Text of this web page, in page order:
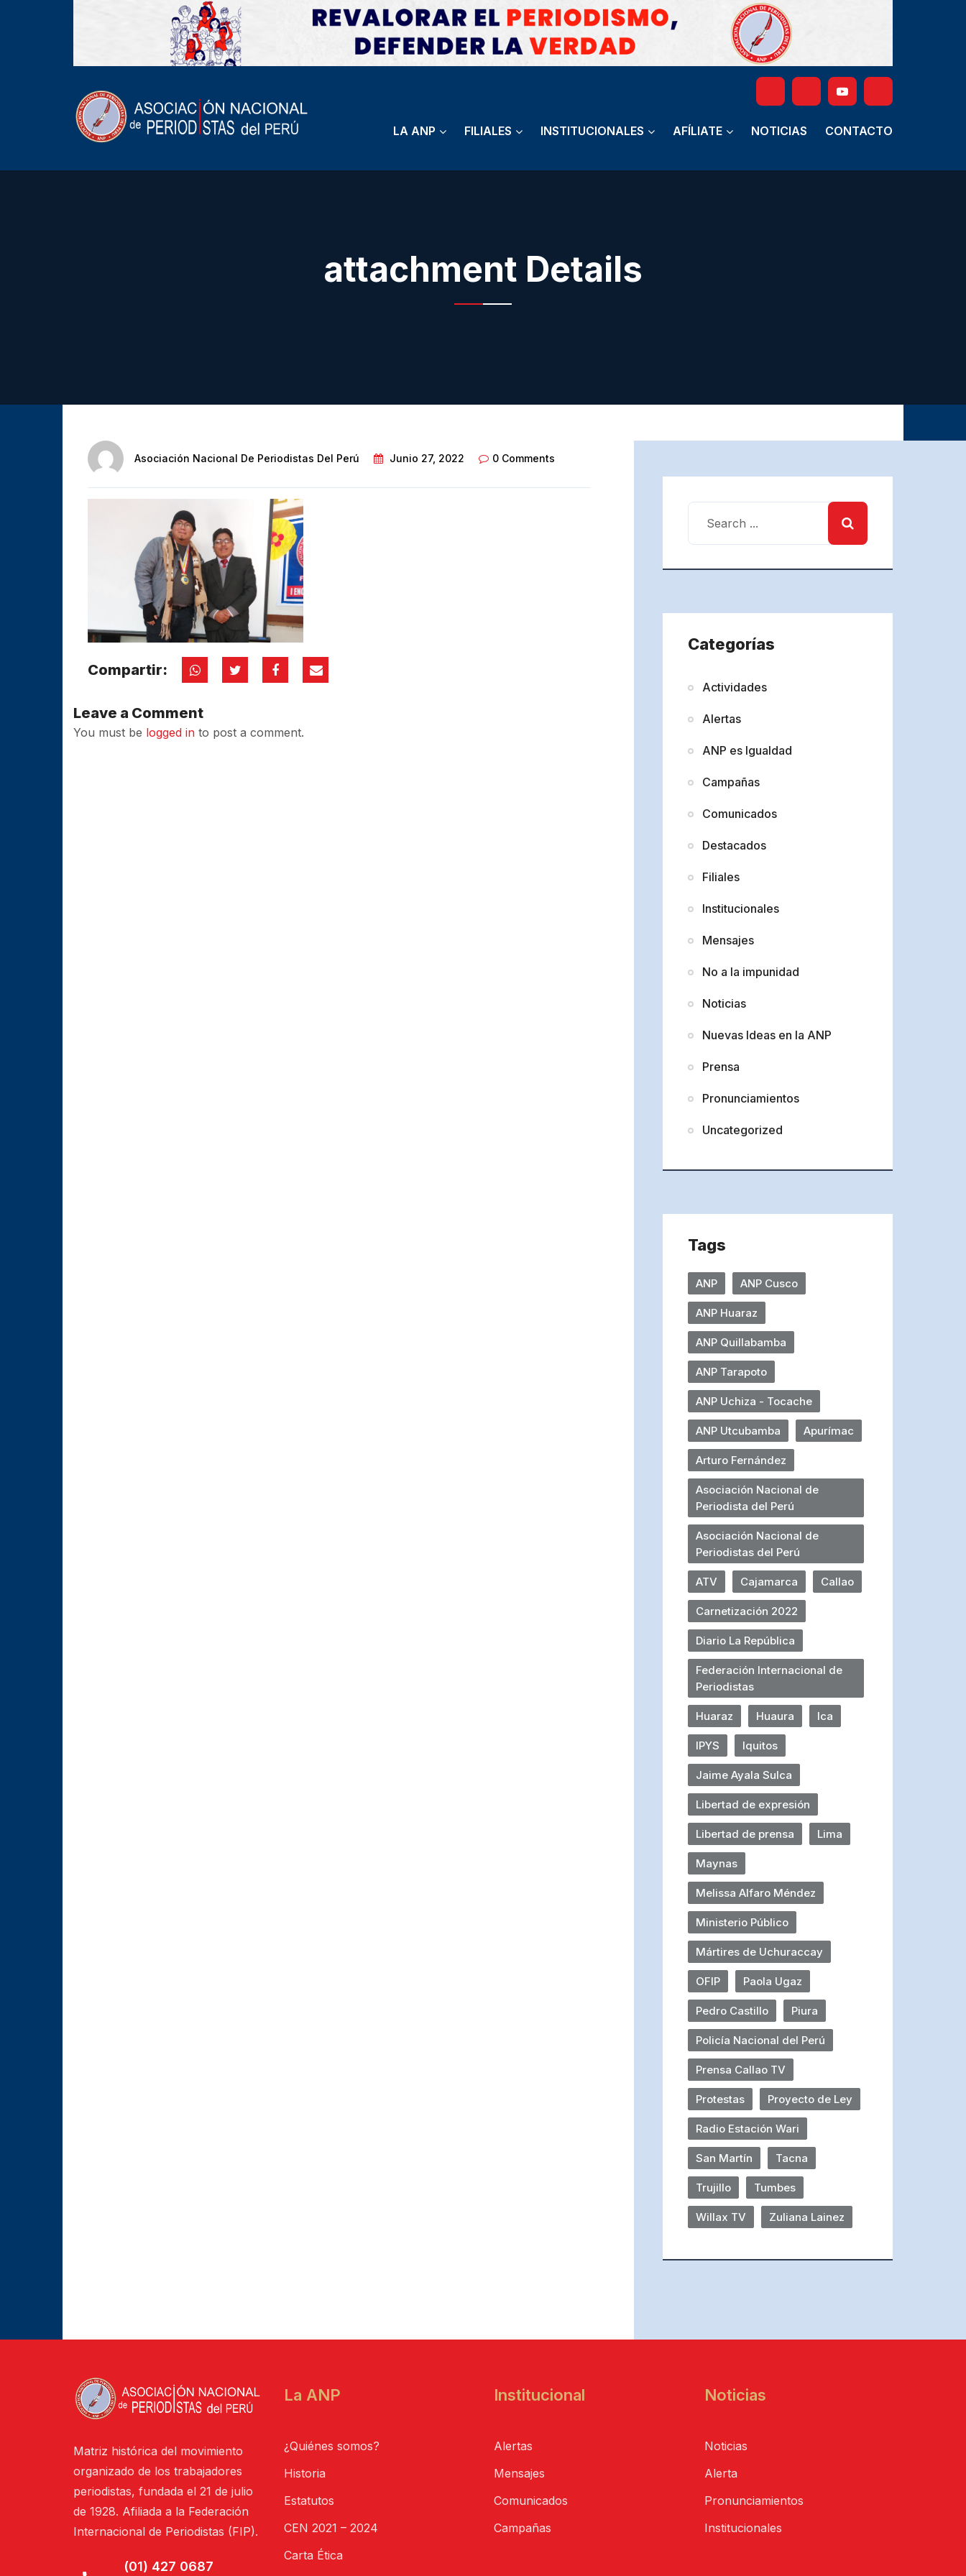
LA ANP FILIALES INSTITUCIONALES AFÍLIATE NOTICIAS CONTACTO
attachment Details
Asociación Nacional De Periodistas Del Perú Junio 27, 2022 0 Comments
Compartir:
Leave a Comment
You must be logged in to post a comment.
Categorías
Actividades
Alertas
ANP es Igualdad
Campañas
Comunicados
Destacados
Filiales
Institucionales
Mensajes
No a la impunidad
Noticias
Nuevas Ideas en la ANP
Prensa
Pronunciamientos
Uncategorized
Tags
ANP ANP Cusco
ANP Huaraz
ANP Quillabamba
ANP Tarapoto
ANP Uchiza - Tocache
ANP Utcubamba Apurímac
Arturo Fernández
Asociación Nacional de
Periodista del Perú
Asociación Nacional de
Periodistas del Perú
ATV Cajamarca Callao
Carnetización 2022
Diario La República
Federación Internacional de
Periodistas
Huaraz Huaura Ica
IPYS Iquitos
Jaime Ayala Sulca
Libertad de expresión
Libertad de prensa Lima
Maynas
Melissa Alfaro Méndez
Ministerio Público
Mártires de Uchuraccay
OFIP Paola Ugaz
Pedro Castillo Piura
Policía Nacional del Perú
Prensa Callao TV
Protestas Proyecto de Ley
Radio Estación Wari
San Martín Tacna
Trujillo Tumbes
Willax TV Zuliana Lainez
Matriz histórica del movimiento
organizado de los trabajadores
periodistas, fundada el 21 de julio
de 1928. Afiliada a la Federación
Internacional de Periodistas (FIP).
(01) 427 0687
La ANP
¿Quiénes somos?
Historia
Estatutos
CEN 2021 – 2024
Carta Ética
Institucional
Alertas
Mensajes
Comunicados
Campañas
Noticias
Noticias
Alerta
Pronunciamientos
Institucionales